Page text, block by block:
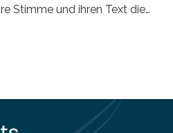
Stimme und ihren Text die
finden sich bislang
nun in einer im Journal of
veröffentlichten Studie